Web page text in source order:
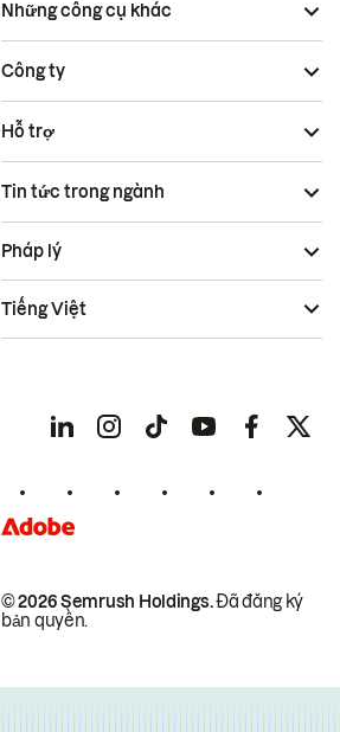
Những công cụ khác
Công ty
Hỗ trợ
Tin tức trong ngành
© 2026 Semrush Holdings.Đã đăng ký
bản quyền.
Pháp lý
Tiếng Việt